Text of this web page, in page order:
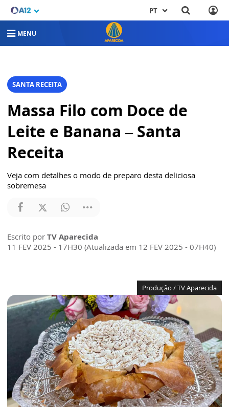
PT
MENU
SANTA RECEITA
Massa Filo com Doce de
Leite e Banana – Santa
Receita
Veja com detalhes o modo de preparo desta deliciosa
sobremesa
Escrito por TV Aparecida
11 FEV 2025 - 17H30 (Atualizada em 12 FEV 2025 - 07H40)
Produção / TV Aparecida